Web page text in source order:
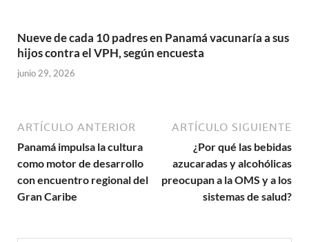
Nueve de cada 10 padres en Panamá vacunaría a sus
hijos contra el VPH, según encuesta
junio 29, 2026
ARTÍCULO ANTERIOR
Panamá impulsa la cultura
como motor de desarrollo
con encuentro regional del
Gran Caribe
ARTÍCULO SIGUIENTE
¿Por qué las bebidas
azucaradas y alcohólicas
preocupan a la OMS y a los
sistemas de salud?